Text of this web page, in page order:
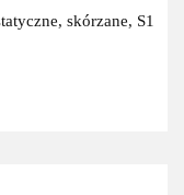
skórzane, S1